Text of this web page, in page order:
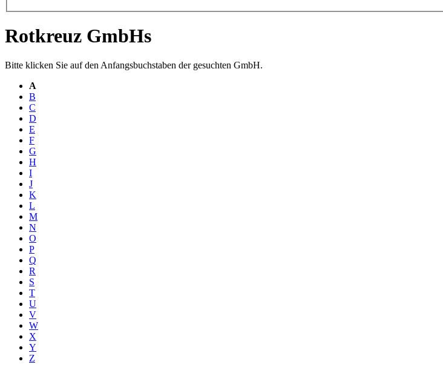
Rotkreuz GmbHs
Bitte klicken Sie auf den Anfangsbuchstaben der gesuchten GmbH.
A
B
C
D
E
F
G
H
I
J
K
L
M
N
O
P
Q
R
S
T
U
V
W
X
Y
Z